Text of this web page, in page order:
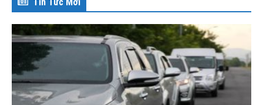
Tin Tức Mới